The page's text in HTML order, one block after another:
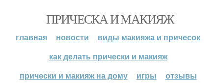
ПРИЧЕСКА И МАКИЯЖ
главная новости
виды макияжа и причесок
как делать прически и макияж
прически и макияж на дому
игры отзывы